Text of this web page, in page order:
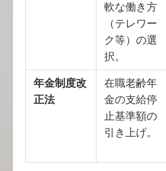
軟な働き方
（テレワー
ク等）の選
択。
年金制度改
正法
在職老齢年
金の支給停
止基準額の
引き上げ。